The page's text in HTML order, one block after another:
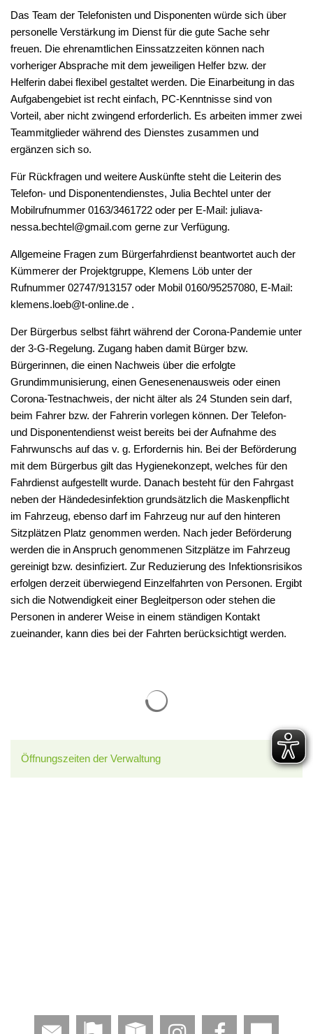
Das Team der Telefonisten und Disponenten würde sich über
personelle Verstärkung im Dienst für die gute Sache sehr
freuen. Die ehrenamtlichen Einssatzzeiten können nach
vorheriger Absprache mit dem jeweiligen Helfer bzw. der
Helferin dabei flexibel gestaltet werden. Die Einarbeitung in das
Aufgabengebiet ist recht einfach, PC-Kenntnisse sind von
Vorteil, aber nicht zwingend erforderlich. Es arbeiten immer zwei
Teammitglieder während des Dienstes zusammen und
ergänzen sich so.
Für Rückfragen und weitere Auskünfte steht die Leiterin des
Telefon- und Disponentendienstes, Julia Bechtel unter der
Mobilrufnummer 0163/3461722 oder per E-Mail: juliava-
nessa.bechtel@gmail.com gerne zur Verfügung.
Allgemeine Fragen zum Bürgerfahrdienst beantwortet auch der
Kümmerer der Projektgruppe, Klemens Löb unter der
Rufnummer 02747/913157 oder Mobil 0160/95257080, E-Mail:
klemens.loeb@t-online.de .
Der Bürgerbus selbst fährt während der Corona-Pandemie unter
der 3-G-Regelung. Zugang haben damit Bürger bzw.
Bürgerinnen, die einen Nachweis über die erfolgte
Grundimmunisierung, einen Genesenenausweis oder einen
Corona-Testnachweis, der nicht älter als 24 Stunden sein darf,
beim Fahrer bzw. der Fahrerin vorlegen können. Der Telefon-
und Disponentendienst weist bereits bei der Aufnahme des
Fahrwunschs auf das v. g. Erfordernis hin. Bei der Beförderung
mit dem Bürgerbus gilt das Hygienekonzept, welches für den
Fahrdienst aufgestellt wurde. Danach besteht für den Fahrgast
neben der Händedesinfektion grundsätzlich die Maskenpflicht
im Fahrzeug, ebenso darf im Fahrzeug nur auf den hinteren
Sitzplätzen Platz genommen werden. Nach jeder Beförderung
werden die in Anspruch genommenen Sitzplätze im Fahrzeug
gereinigt bzw. desinfiziert. Zur Reduzierung des Infektionsrisikos
erfolgen derzeit überwiegend Einzelfahrten von Personen. Ergibt
sich die Notwendigkeit einer Begleitperson oder stehen die
Personen in anderer Weise in einem ständigen Kontakt
zueinander, kann dies bei der Fahrten berücksichtigt werden.
Öffnungszeiten der Verwaltung